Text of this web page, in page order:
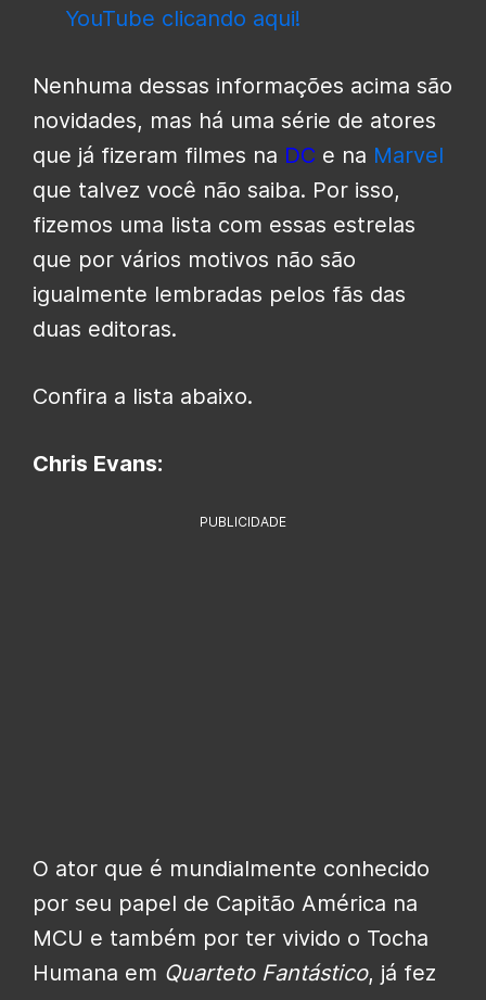
YouTube clicando aqui!
Nenhuma dessas informações acima são
novidades, mas há uma série de atores
que já fizeram filmes na DC e na Marvel
que talvez você não saiba. Por isso,
fizemos uma lista com essas estrelas
que por vários motivos não são
igualmente lembradas pelos fãs das
duas editoras.
Confira a lista abaixo.
Chris Evans:
PUBLICIDADE
O ator que é mundialmente conhecido
por seu papel de Capitão América na
MCU e também por ter vivido o Tocha
Humana em Quarteto Fantástico, já fez